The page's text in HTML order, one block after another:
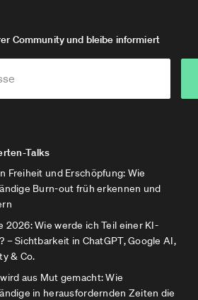
Community und bleibe informiert
Talks
Freiheit und Erschöpfung: Wie
Burn-out früh erkennen und
2026: Wie werde ich Teil einer KI-
– Sichtbarkeit in ChatGPT, Google AI,
& Co.
aus Mut gemacht: Wie
in herausfordernden Zeiten die